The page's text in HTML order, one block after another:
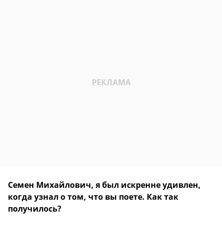
Семен Михайлович, я был искренне удивлен,
когда узнал о том, что вы поете. Как так
получилось?